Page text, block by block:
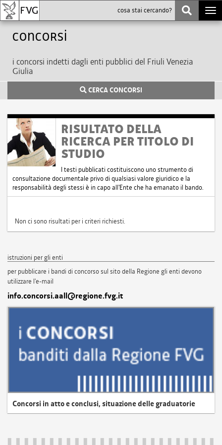
Concorsi
i concorsi indetti dagli enti pubblici del Friuli Venezia
Giulia
CERCA CONCORSI
RISULTATO DELLA
RICERCA PER TITOLO DI
STUDIO
I testi pubblicati costituiscono uno strumento di
consultazione documentale privo di qualsiasi valore giuridico e la
responsabilità degli stessi è in capo all'Ente che ha emanato il bando.
Non ci sono risultati per i criteri richiesti.
istruzioni per gli enti
per pubblicare i bandi di concorso sul sito della Regione gli enti devono
utilizzare l'e-mail
info.concorsi.aall@regione.fvg.it
Concorsi in atto e conclusi, situazione delle graduatorie